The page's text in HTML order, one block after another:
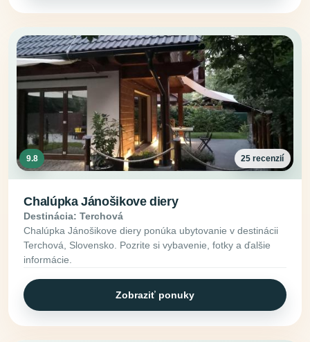
9.8 25 recenzií
Chalúpka Jánošikove diery
Destinácia: Terchová
Chalúpka Jánošikove diery ponúka ubytovanie v destinácii
Terchová, Slovensko. Pozrite si vybavenie, fotky a ďalšie
informácie.
Zobraziť ponuky